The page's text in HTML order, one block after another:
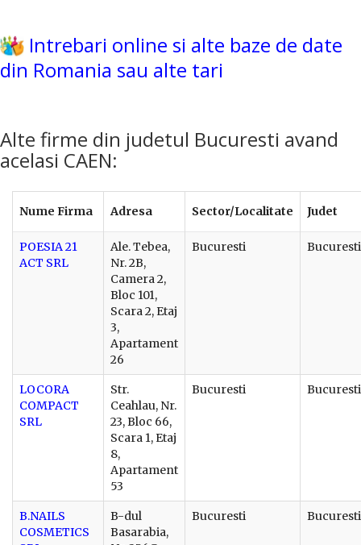
Intrebari online si alte baze de date
din Romania sau alte tari
Alte firme din judetul Bucuresti avand
acelasi CAEN:
Nume Firma Adresa Sector/Localitate Judet
POESIA 21
ACT SRL
Ale. Tebea,
Nr. 2B,
Camera 2,
Bloc 101,
Scara 2, Etaj
3,
Apartament
26
Bucuresti Bucuresti
LOCORA
COMPACT
SRL
Str.
Ceahlau, Nr.
23, Bloc 66,
Scara 1, Etaj
8,
Apartament
53
Bucuresti Bucuresti
B.NAILS
COSMETICS
B-dul
Basarabia,
Bucuresti Bucuresti